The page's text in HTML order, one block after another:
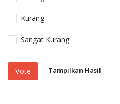
Kurang
Sangat Kurang
Vote Tampilkan Hasil